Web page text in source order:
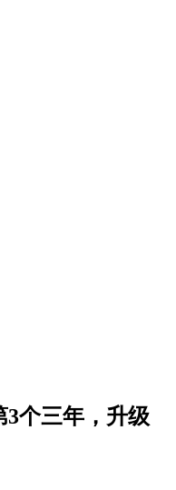
3个三年，升级